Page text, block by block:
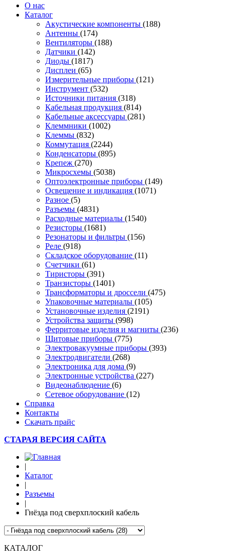
О нас
Каталог
Акустические компоненты (188)
Антенны (174)
Вентиляторы (188)
Датчики (142)
Диоды (1817)
Дисплеи (65)
Измерительные приборы (121)
Инструмент (532)
Источники питания (318)
Кабельная продукция (814)
Кабельные аксессуары (281)
Клеммники (1002)
Клеммы (832)
Коммутация (2244)
Конденсаторы (895)
Крепеж (270)
Микросхемы (5038)
Оптоэлектронные приборы (149)
Освещение и индикация (1071)
Разное (5)
Разъемы (4831)
Расходные материалы (1540)
Резисторы (1681)
Резонаторы и фильтры (156)
Реле (918)
Складское оборудование (11)
Счетчики (61)
Тиристоры (391)
Транзисторы (1401)
Трансформаторы и дроссели (475)
Упаковочные материалы (105)
Установочные изделия (2191)
Устройства защиты (998)
Ферритовые изделия и магниты (236)
Щитовые приборы (775)
Электровакуумные приборы (393)
Электродвигатели (268)
Электроника для дома (9)
Электронные устройства (227)
Видеонаблюдение (6)
Сетевое оборудование (12)
Справка
Контакты
Скачать прайс
СТАРАЯ ВЕРСИЯ САЙТА
|
Каталог
|
Разъемы
|
Гнёзда под сверхплоский кабель
КАТАЛОГ